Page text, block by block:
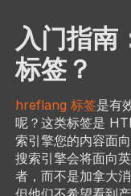
入门指
标签？
hreflang 标签是有
呢？这类标签是
索引擎您的内容面
搜索引擎会将面向
者，而不是加拿大